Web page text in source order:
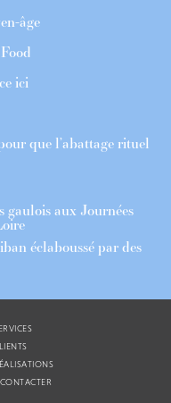
âge
ici
que l’abattage rituel
gaulois aux Journées
éclaboussé par des